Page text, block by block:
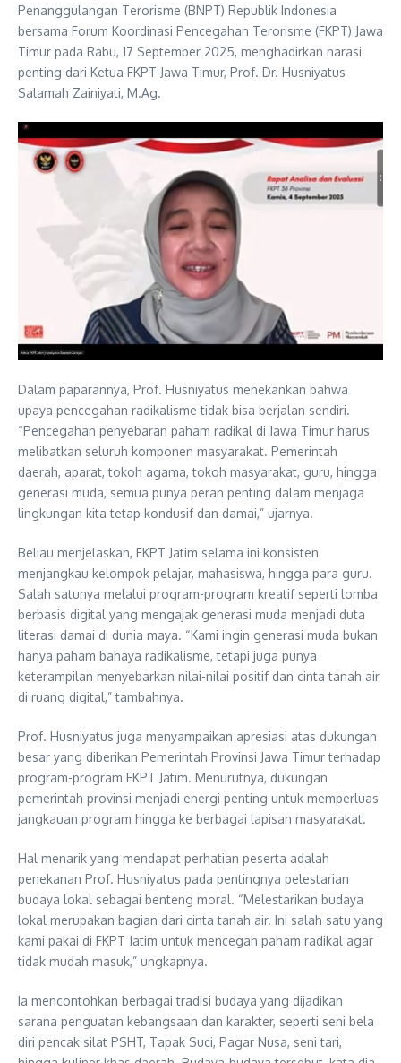
Penanggulangan Terorisme (BNPT) Republik Indonesia
bersama Forum Koordinasi Pencegahan Terorisme (FKPT) Jawa
Timur pada Rabu, 17 September 2025, menghadirkan narasi
penting dari Ketua FKPT Jawa Timur, Prof. Dr. Husniyatus
Salamah Zainiyati, M.Ag.
Dalam paparannya, Prof. Husniyatus menekankan bahwa
upaya pencegahan radikalisme tidak bisa berjalan sendiri.
“Pencegahan penyebaran paham radikal di Jawa Timur harus
melibatkan seluruh komponen masyarakat. Pemerintah
daerah, aparat, tokoh agama, tokoh masyarakat, guru, hingga
generasi muda, semua punya peran penting dalam menjaga
lingkungan kita tetap kondusif dan damai,” ujarnya.
Beliau menjelaskan, FKPT Jatim selama ini konsisten
menjangkau kelompok pelajar, mahasiswa, hingga para guru.
Salah satunya melalui program-program kreatif seperti lomba
berbasis digital yang mengajak generasi muda menjadi duta
literasi damai di dunia maya. “Kami ingin generasi muda bukan
hanya paham bahaya radikalisme, tetapi juga punya
keterampilan menyebarkan nilai-nilai positif dan cinta tanah air
di ruang digital,” tambahnya.
Prof. Husniyatus juga menyampaikan apresiasi atas dukungan
besar yang diberikan Pemerintah Provinsi Jawa Timur terhadap
program-program FKPT Jatim. Menurutnya, dukungan
pemerintah provinsi menjadi energi penting untuk memperluas
jangkauan program hingga ke berbagai lapisan masyarakat.
Hal menarik yang mendapat perhatian peserta adalah
penekanan Prof. Husniyatus pada pentingnya pelestarian
budaya lokal sebagai benteng moral. “Melestarikan budaya
lokal merupakan bagian dari cinta tanah air. Ini salah satu yang
kami pakai di FKPT Jatim untuk mencegah paham radikal agar
tidak mudah masuk,” ungkapnya.
Ia mencontohkan berbagai tradisi budaya yang dijadikan
sarana penguatan kebangsaan dan karakter, seperti seni bela
diri pencak silat PSHT, Tapak Suci, Pagar Nusa, seni tari,